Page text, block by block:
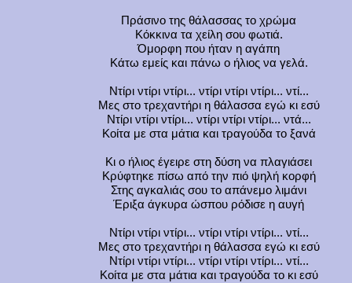
Πράσινο της θάλασσας το χρώμα
Κόκκινα τα χείλη σου φωτιά.
Όμορφη που ήταν η αγάπη
Κάτω εμείς και πάνω ο ήλιος να γελά.
Ντίρι ντίρι ντίρι... ντίρι ντίρι ντίρι... ντί...
Μες στο τρεχαντήρι η θάλασσα εγώ κι εσύ
Ντίρι ντίρι ντίρι... ντίρι ντίρι ντίρι... ντά...
Κοίτα με στα μάτια και τραγούδα το ξανά
Κι ο ήλιος έγειρε στη δύση να πλαγιάσει
Κρύφτηκε πίσω από την πιό ψηλή κορφή
Στης αγκαλιάς σου το απάνεμο λιμάνι
Έριξα άγκυρα ώσπου ρόδισε η αυγή
Ντίρι ντίρι ντίρι... ντίρι ντίρι ντίρι... ντί...
Μες στο τρεχαντήρι η θάλασσα εγώ κι εσύ
Ντίρι ντίρι ντίρι... ντίρι ντίρι ντίρι... ντί...
Κοίτα με στα μάτια και τραγούδα το κι εσύ